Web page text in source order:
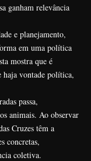
ganham relevância
e planejamento,
em uma política
mostra que é
haja vontade política,
passa,
animais. Ao observar
Cruzes têm a
concretas,
coletiva.